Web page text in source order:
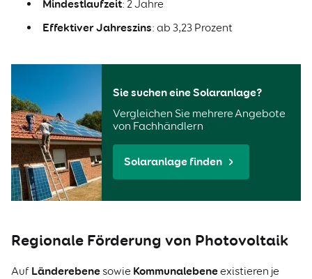
Mindestlaufzeit: 2 Jahre
Effektiver Jahreszins: ab 3,23 Prozent
Sie suchen eine Solaranlage?
Vergleichen Sie mehrere Angebote
von Fachhändlern
Solaranlage finden
Regionale Förderung von Photovoltaik
Auf Länderebenesowie Kommunalebeneexistieren je